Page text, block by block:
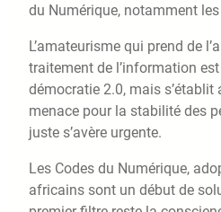
du Numérique, notamment
L’amateurisme qui prend de
traitement de l’information
démocratie 2.0, mais s’établit
menace pour la stabilité des
juste s’avère urgente.
Les Codes du Numérique,
africains sont un début de